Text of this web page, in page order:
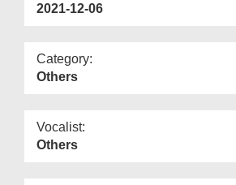
2021-12-06
Category:
Others
Vocalist:
Others